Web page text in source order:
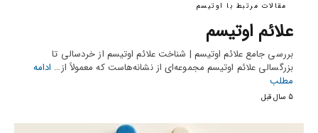
مقالات مرتبط با اوتیسم
علائم اوتیسم
بررسی جامع علائم اوتیسم | شناخت علائم اوتیسم از خردسالی تا
بزرگسالی علائم اوتیسم مجموعه‌ای از نشانه‌هاست که معمولاً از… ادامه
مطلب
5 سال قبل